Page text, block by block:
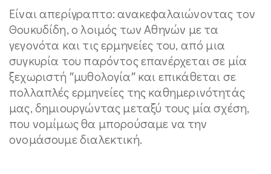
Είναι απερίγραπτο: ανακεφαλαιώνοντας τον
Θουκυδίδη, ο λοιμός των Αθηνών με τα
γεγονότα και τις ερμηνείες του, από μια
συγκυρία του παρόντος επανέρχεται σε μία
ξεχωριστή ″μυθολογία″ και επικάθεται σε
πολλαπλές ερμηνείες της καθημερινότητάς
μας, δημιουργώντας μεταξύ τους μία σχέση,
που νομίμως θα μπορούσαμε να την
ονομάσουμε διαλεκτική.